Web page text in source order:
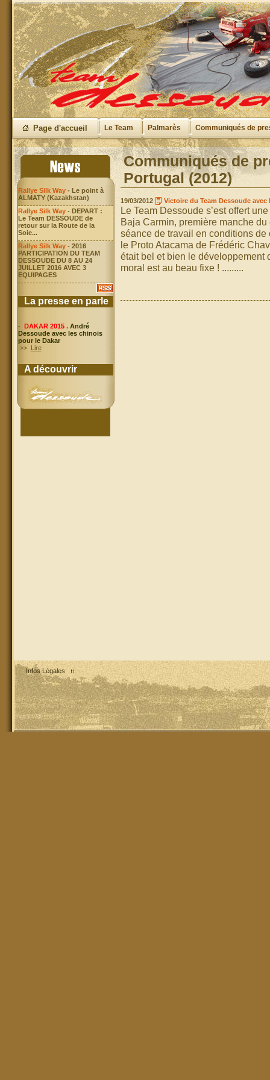
Page d'accueil Le Team Palmarès Communiqués de
Rallye Silk Way- Le point à
ALMATY (Kazakhstan)
Rallye Silk Way- DEPART :
Le Team DESSOUDE de
retour sur la Route de la
Soie...
Rallye Silk Way- 2016
PARTICIPATION DU TEAM
DESSOUDE DU 8 AU 24
JUILLET 2016 AVEC 3
EQUIPAGES
La presse en parle
- DAKAR 2015 . André
Dessoude avec les chinois
pour le Dakar
>>
Lire
A découvrir
Communiqués de
Portugal (2012)
19/03/2012 Victoire du Team Dessoude avec
Le Team Dessoude s’est offert
Baja Carmin, première manche
séance de travail en conditions
le Proto Atacama de Frédéric
était bel et bien le développement
moral est au beau fixe ! .........
Infos Légales